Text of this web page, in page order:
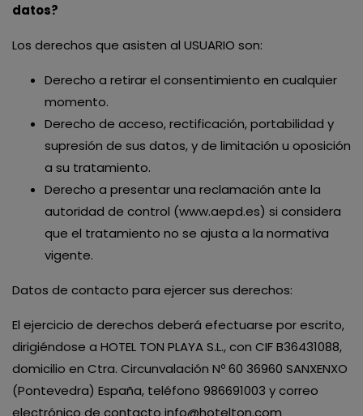
datos?
Los derechos que asisten al USUARIO son:
Derecho a retirar el consentimiento en cualquier
momento.
Derecho de acceso, rectificación, portabilidad y
supresión de sus datos, y de limitación u oposición
a su tratamiento.
Derecho a presentar una reclamación ante la
autoridad de control (www.aepd.es) si considera
que el tratamiento no se ajusta a la normativa
vigente.
Datos de contacto para ejercer sus derechos:
El ejercicio de derechos deberá efectuarse por escrito,
dirigiéndose a HOTEL TON PLAYA S.L., con CIF B36431088,
domicilio en Ctra. Circunvalación Nº 60 36960 SANXENXO
(Pontevedra) España, teléfono 986691003 y correo
electrónico de contacto info@hotelton.com